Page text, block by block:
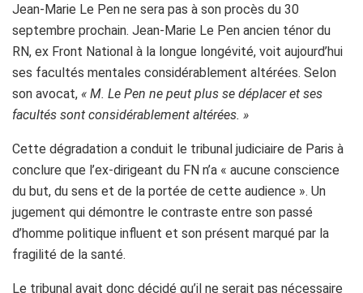
Jean-Marie Le Pen ne sera pas à son procès du 30
septembre prochain. Jean-Marie Le Pen ancien ténor du
RN, ex Front National à la longue longévité, voit aujourd’hui
ses facultés mentales considérablement altérées. Selon
son avocat, « M. Le Pen ne peut plus se déplacer et ses
facultés sont considérablement altérées. »
Cette dégradation a conduit le tribunal judiciaire de Paris à
conclure que l’ex-dirigeant du FN n’a « aucune conscience
du but, du sens et de la portée de cette audience ». Un
jugement qui démontre le contraste entre son passé
d’homme politique influent et son présent marqué par la
fragilité de la santé.
Le tribunal avait donc décidé qu’il ne serait pas nécessaire